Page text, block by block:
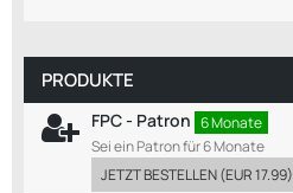
PRODUKTE
FPC - Patron 6 Monate
Sei ein Patron für 6 Monate
JETZT BESTELLEN(EUR 17.99)